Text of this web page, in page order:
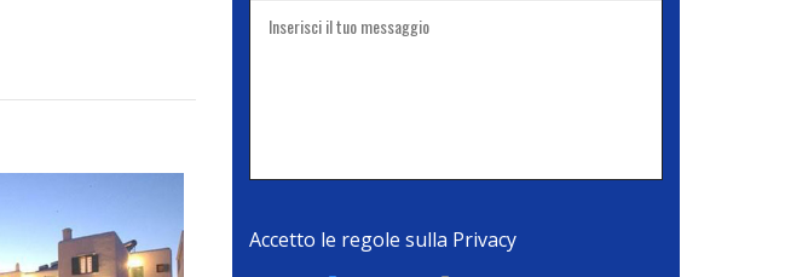
Accetto le regole sulla Privacy